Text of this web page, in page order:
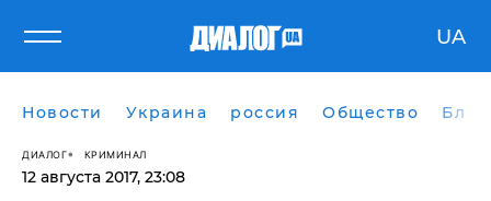
UA
Новости Украина россия Общество
ДИАЛОГ КРИМИНАЛ
12 августа 2017, 23:08